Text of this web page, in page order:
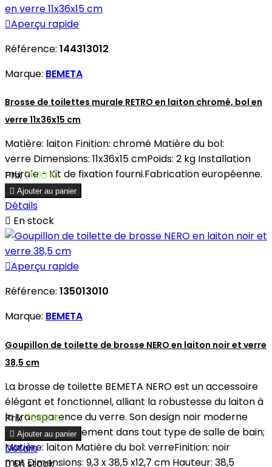
Aperçu rapide
Référence: 144313012
Marque: BEMETA
Brosse de toilettes murale RETRO en laiton chromé, bol en
verre 11x36x15 cm
Matière: laiton Finition: chromé Matière du bol:
verre Dimensions: 11x36x15 cmPoids: 2 kg Installation
murale - Kit de fixation fourni.Fabrication européenne.
Prix71,00 €
 Ajouter au panier
Détails
 En stock
Aperçu rapide
Référence: 135013010
Marque: BEMETA
Goupillon de toilette de brosse NERO en laiton noir et verre
38,5 cm
La brosse de toilette BEMETA NERO est un accessoire
élégant et fonctionnel, alliant la robustesse du laiton à
la transparence du verre. Son design noir moderne
s'intègre parfaitement dans tout type de salle de bain;
Matière: laiton Matière du bol: verreFinition: noir
mat Dimensions: 9,3 x 38,5 x12,7 cm Hauteur: 38,5
Prix76,00 €
 Ajouter au panier
Détails
En stock